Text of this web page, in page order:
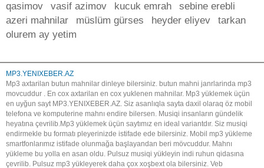
qasimov
vasif azimov kucuk emrah
sebine erebli
azeri mahnilar
müslüm gürses heyder eliyev
tarkan
olurem ay yetim
MP3.YENIXEBER.AZ
Mp3 axtarilan butun mahnilar dinleye bilersiniz. butun mahni janrlarinda mp3
movcuddur . En cox axtarilan en cox yuklenen mahnilar. Mp3 yüklemek üçün
en uyğun sayt MP3.YENIXEBER.AZ. Siz asanlıqla sayta daxil olaraq öz mobil
telefona ve komputerine mahnı endire bilersen. Musiqi insanların gündelik
heyatına çevrilib.Mp3 yüklemek üçün saytımız en ideal variantdır. Siz musiqi
endirmekle bu formatı pleyerinizde istifade ede bilersiniz. Mobil mp3 yükleme
smartfonlarımız istifade olunmağa başlayandan beri mövcuddur. Mahnı
yükleme bu yolla en asan oldu. Pulsuz musiqi yükleyin indi ruhun qidasına
çevrilib. Pulsuz mp3 yükleyerek daha çox xoşbext ola bilersiniz. Veb